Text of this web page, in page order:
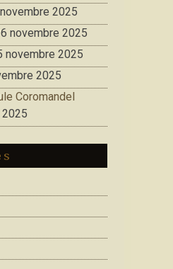
2025
novembre 2025
novembre 2025
2025
Coromandel